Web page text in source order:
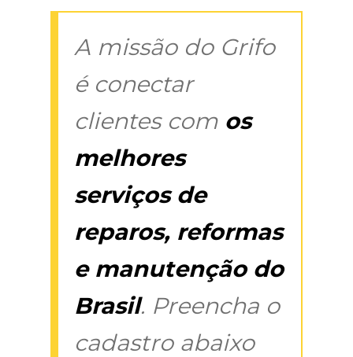
A missão do Grifo
é conectar
clientes com os
melhores
serviços de
reparos, reformas
e manutenção do
Brasil. Preencha o
cadastro abaixo